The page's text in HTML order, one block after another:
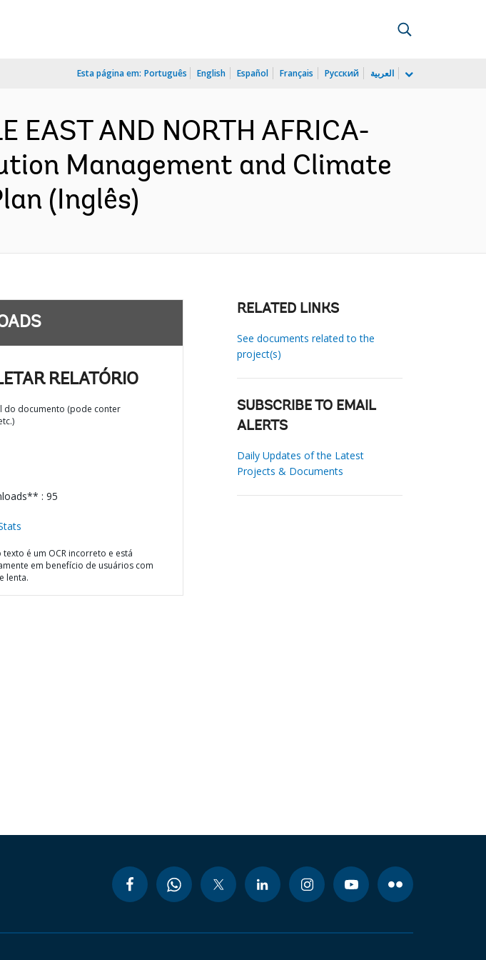
Esta página em: Português English Español Français Русский العربية
EAST AND NORTH AFRICA-
Management and Climate
(Inglês)
RELATÓRIO
do documento (pode conter
: 95
é um OCR incorreto e está
em benefício de usuários com
lenta.
RELATED LINKS
See documents related to the
project(s)
SUBSCRIBE TO EMAIL
ALERTS
Daily Updates of the Latest
Projects & Documents